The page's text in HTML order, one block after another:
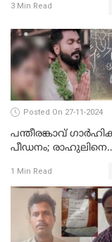
സംഭവിച്ചത്
3 Min Read
Posted On 27-11-2024
പന്തീരങ്കാവ്
പീഡനം; രാഹുലിനെ
പൊലീസ്
അപേക്ഷ നൽകും
1 Min Read